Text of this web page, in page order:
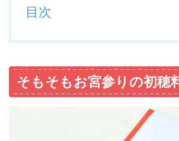
目次
そもそもお宮参りの初穂